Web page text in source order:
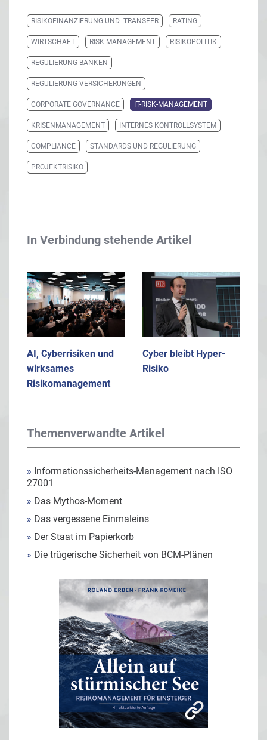
RISIKOFINANZIERUNG UND -TRANSFER RATING
WIRTSCHAFT RISK MANAGEMENT RISIKOPOLITIK
REGULIERUNG BANKEN
REGULIERUNG VERSICHERUNGEN
CORPORATE GOVERNANCE IT-RISK-MANAGEMENT
KRISENMANAGEMENT INTERNES KONTROLLSYSTEM
COMPLIANCE STANDARDS UND REGULIERUNG
PROJEKTRISIKO
In Verbindung stehende Artikel
AI, Cyberrisiken und
wirksames
Risikomanagement
Cyber bleibt Hyper-
Risiko
Themenverwandte Artikel
» Informationssicherheits-Management nach ISO
27001
» Das Mythos-Moment
» Das vergessene Einmaleins
» Der Staat im Papierkorb
» Die trügerische Sicherheit von BCM-Plänen